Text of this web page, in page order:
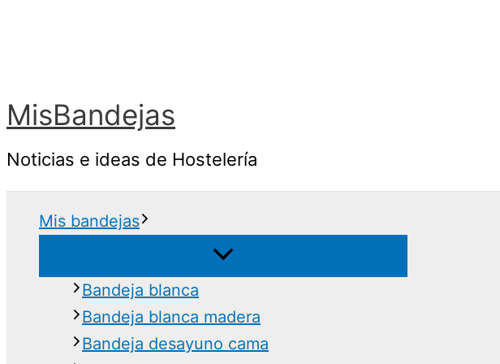
MisBandejas
Noticias e ideas de Hostelería
Mis bandejas
Bandeja blanca
Bandeja blanca madera
Bandeja desayuno cama